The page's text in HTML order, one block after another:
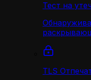
Тест на
TLS